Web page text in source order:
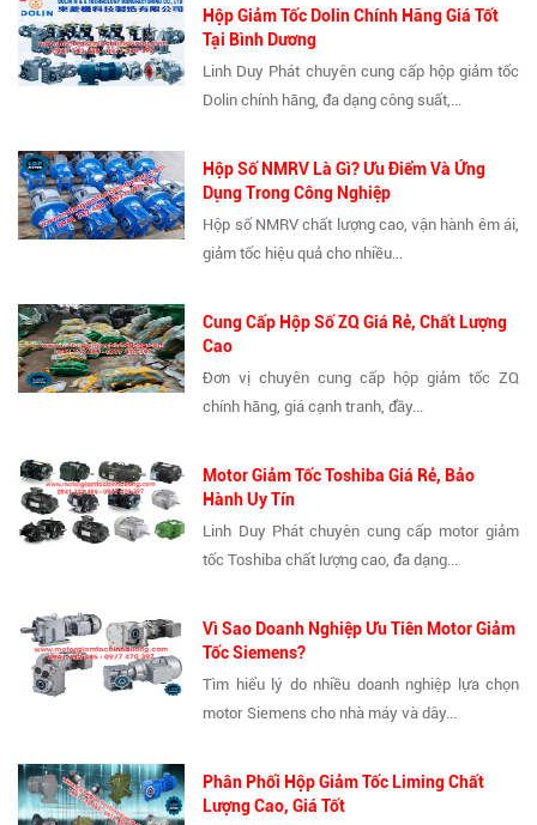
Hộp Giảm Tốc Dolin Chính Hãng Giá Tốt
Tại Bình Dương
Linh Duy Phát chuyên cung cấp hộp giảm tốc
Dolin chính hãng, đa dạng công suất,...
Hộp Số NMRV Là Gì? Ưu Điểm Và Ứng
Dụng Trong Công Nghiệp
Hộp số NMRV chất lượng cao, vận hành êm ái,
giảm tốc hiệu quả cho nhiều...
Cung Cấp Hộp Số ZQ Giá Rẻ, Chất Lượng
Cao
Đơn vị chuyên cung cấp hộp giảm tốc ZQ
chính hãng, giá cạnh tranh, đầy...
Motor Giảm Tốc Toshiba Giá Rẻ, Bảo
Hành Uy Tín
Linh Duy Phát chuyên cung cấp motor giảm
tốc Toshiba chất lượng cao, đa dạng...
Vì Sao Doanh Nghiệp Ưu Tiên Motor Giảm
Tốc Siemens?
Tìm hiểu lý do nhiều doanh nghiệp lựa chọn
motor Siemens cho nhà máy và dây...
Phân Phối Hộp Giảm Tốc Liming Chất
Lượng Cao, Giá Tốt